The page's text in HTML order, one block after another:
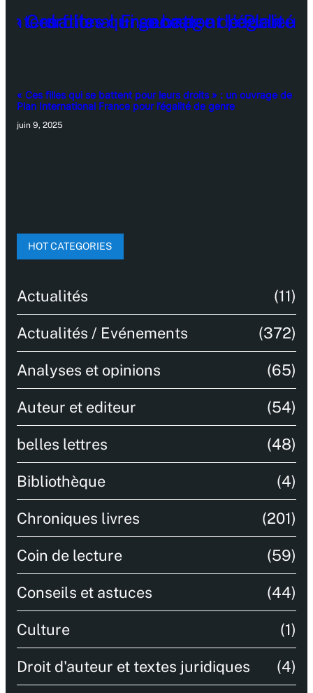
« Ces filles qui se battent pour leurs droits » : un ouvrage de
Plan International France pour l’égalité de genre
juin 9, 2025
HOT CATEGORIES
Actualités (11)
Actualités / Evénements (372)
Analyses et opinions (65)
Auteur et editeur (54)
belles lettres (48)
Bibliothèque (4)
Chroniques livres (201)
Coin de lecture (59)
Conseils et astuces (44)
Culture (1)
Droit d'auteur et textes juridiques (4)